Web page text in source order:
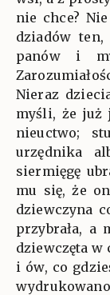
nie chce?
dziadów
panów i
Nieraz
myśli, że już
nieuctwo;
urzędnika
siermięgę
mu się, że
dziewczyna
przybrała, a
dziewczęta w
i ów, co